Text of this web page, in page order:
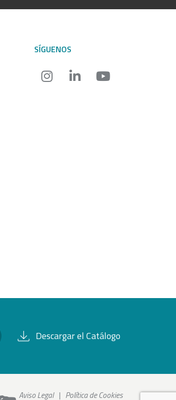
SÍGUENOS
Descargar el Catálogo
Aviso Legal| Política de Cookies